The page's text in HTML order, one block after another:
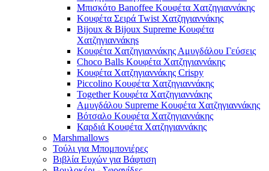
Μπισκότο Banoffee Κουφέτα Χατζηγιαννάκης
Κουφέτα Σειρά Twist Χατζηγιαννάκης
Bijoux & Bijoux Supreme Κουφέτα
Χατζηγιαννάκηs
Κουφέτα Χατζηγιαννάκης Αμυγδάλου Γεύσεις
Choco Balls Κουφέτα Χατζηγιαννάκης
Κουφέτα Χατζηγιαννάκης Crispy
Piccolino Κουφέτα Χατζηγιαννάκης
Together Κουφέτα Χατζηγιαννάκης
Αμυγδάλου Supreme Κουφέτα Χατζηγιαννάκης
Βότσαλο Κουφέτα Χατζηγιαννάκης
Καρδιά Κουφέτα Χατζηγιαννάκης
Marshmallows
Τούλι για Μπομπονιέρες
Βιβλία Ευχών για Βάφτιση